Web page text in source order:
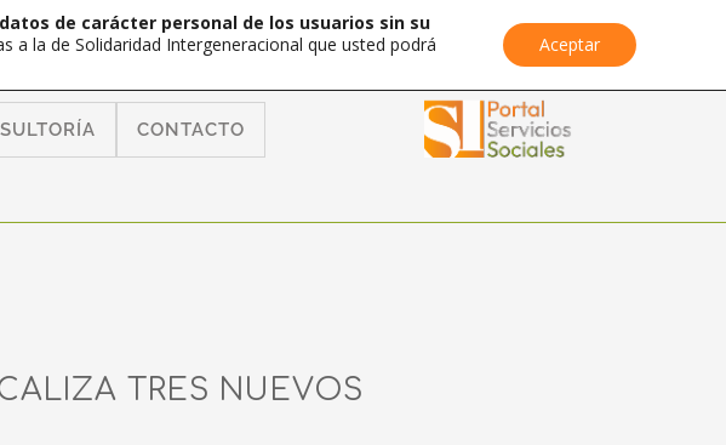
CONTACTO
TRES NUEVOS
de carácter personal de los usuarios sin su
a la de Solidaridad Intergeneracional que usted podrá
Aceptar